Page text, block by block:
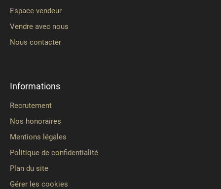
Espace vendeur
Vendre avec nous
Nous contacter
Informations
Recrutement
Nos honoraires
Mentions légales
Politique de confidentialité
Plan du site
Gérer les cookies